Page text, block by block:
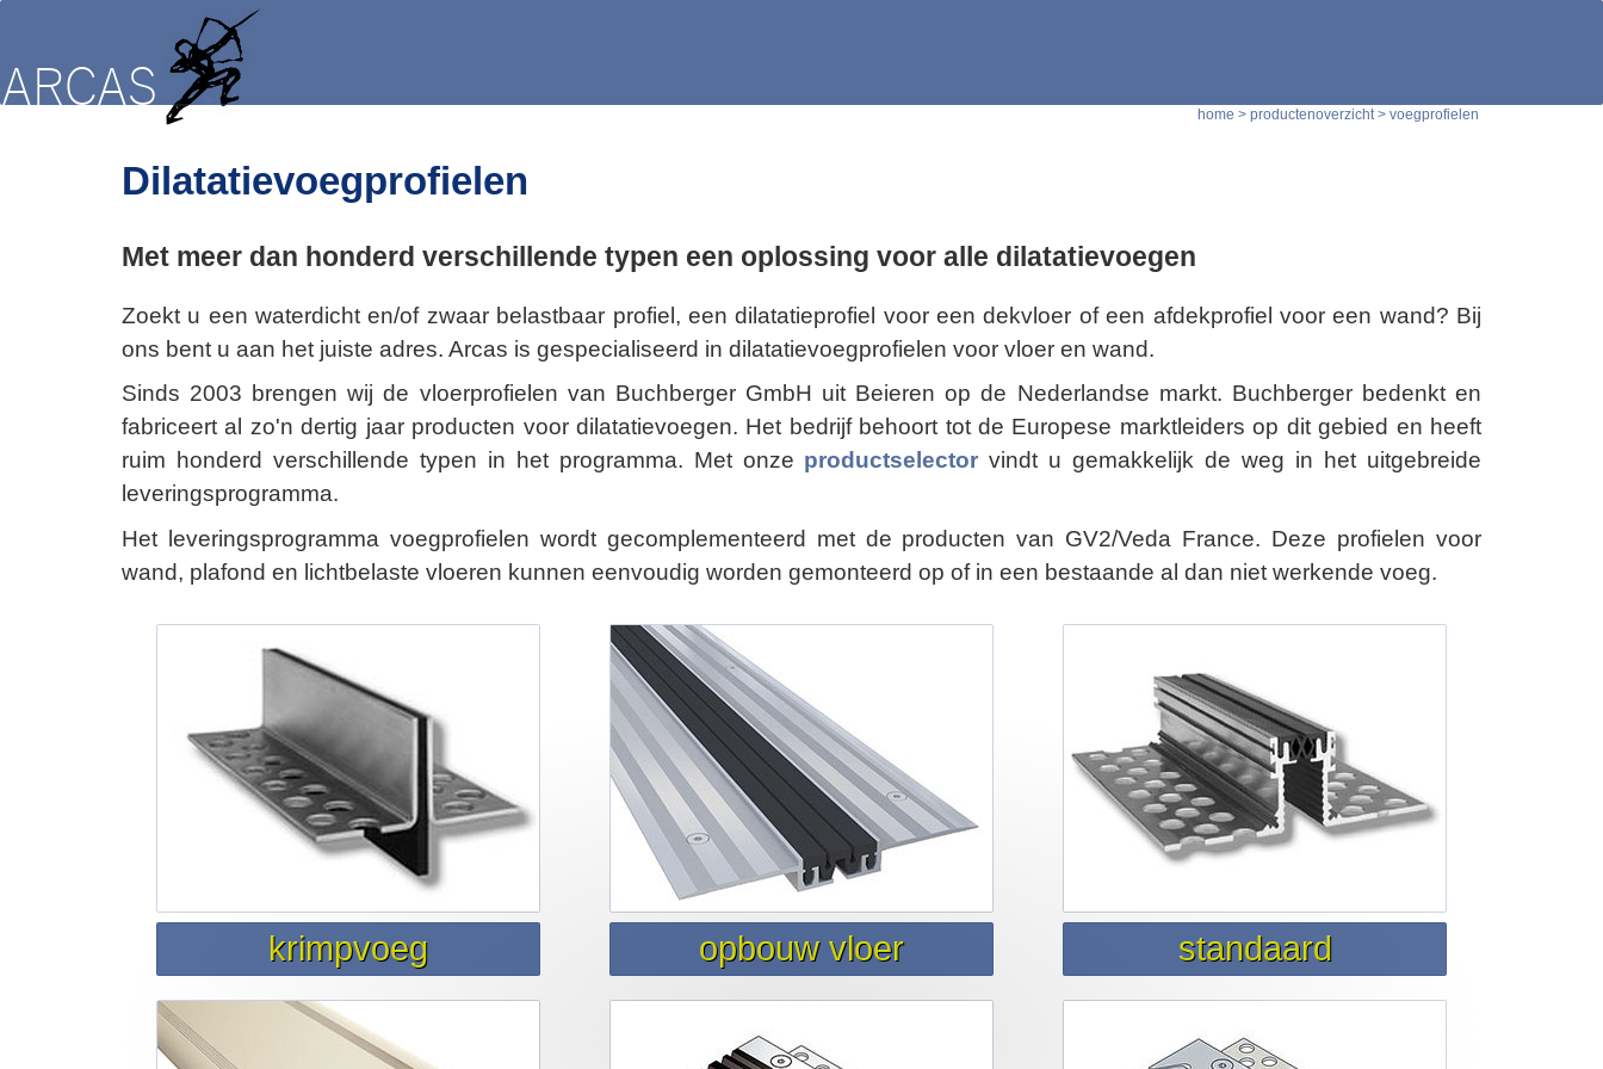
home > productenoverzicht > voegprofielen
Dilatatievoegprofielen
Met meer dan honderd verschillende typen een oplossing voor alle dilatatievoegen
Zoekt u een waterdicht en/of zwaar belastbaar profiel, een dilatatieprofiel voor een dekvloer of een afdekprofiel voor een wand? Bij
ons bent u aan het juiste adres. Arcas is gespecialiseerd in dilatatievoegprofielen voor vloer en wand.
Sinds 2003 brengen wij de vloerprofielen van Buchberger GmbH uit Beieren op de Nederlandse markt. Buchberger bedenkt en
fabriceert al zo'n dertig jaar producten voor dilatatievoegen. Het bedrijf behoort tot de Europese marktleiders op dit gebied en heeft
ruim honderd verschillende typen in het programma. Met onze productselector vindt u gemakkelijk de weg in het uitgebreide
leveringsprogramma.
Het leveringsprogramma voegprofielen wordt gecomplementeerd met de producten van GV2/Veda France. Deze profielen voor
wand, plafond en lichtbelaste vloeren kunnen eenvoudig worden gemonteerd op of in een bestaande al dan niet werkende voeg.
krimpvoeg opbouw vloer standaard